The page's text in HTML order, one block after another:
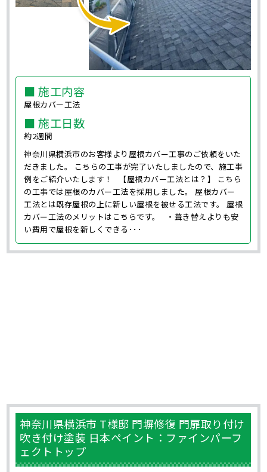
■ 施工内容
屋根カバー工法
■ 施工日数
約2週間
神奈川県横浜市のお客様より屋根カバー工事のご依頼をいた
だきました。 こちらの工事が完了いたしましたので、施工事
例をご紹介いたします！ 【屋根カバー工法とは？】 こちら
の工事では屋根のカバー工法を採用しました。 屋根カバー
工法とは既存屋根の上に新しい屋根を被せる工法です。 屋根
カバー工法のメリットはこちらです。 ・葺き替えよりも安
い費用で屋根を新しくできる･･･
神奈川県横浜市 T様邸 門塀修復 門扉取り付け
吹き付け塗装 日本ペイント：ファインパーフ
ェクトトップ